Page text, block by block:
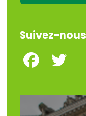
Suivez-nous